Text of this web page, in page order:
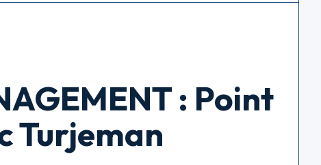
: Point
Turjeman